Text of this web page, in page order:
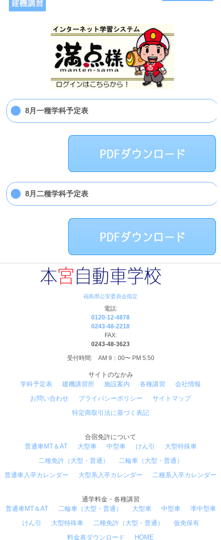
8月一種学科予定表
8月二種学科予定表
福島県公安委員会指定
電話:
0120-12-4878
0243-48-2218
FAX:
0243-48-3623
受付時間: AM 9：00〜 PM 5:50
サイトのなかみ
学科予定表
建機講習所 施設案内 各種講習
会社情報
お問い合わせ
プライバシーポリシー
サイトマップ
特定商取引法に基づく表記
合宿免許について
普通車MT＆AT
大型車 中型車 けん引
大型特殊車
二種免許（大型・普通）
二輪車（大型・普通）
普通車入卒カレンダー
大型系入卒カレンダー 二種系入卒カレンダー
通学料金・各種講習
普通車MT＆AT
二輪車（大型・普通） 大型車 中型車
準中型車
けん引
大型特殊車 二種免許（大型・普通）
仮免保有
料金表ダウンロード
HOME